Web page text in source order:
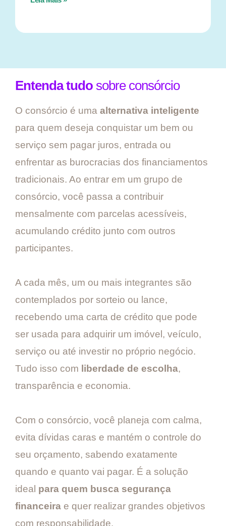
Entenda tudo sobre consórcio
O consórcio é uma alternativa inteligente
para quem deseja conquistar um bem ou
serviço sem pagar juros, entrada ou
enfrentar as burocracias dos financiamentos
tradicionais. Ao entrar em um grupo de
consórcio, você passa a contribuir
mensalmente com parcelas acessíveis,
acumulando crédito junto com outros
participantes.
A cada mês, um ou mais integrantes são
contemplados por sorteio ou lance,
recebendo uma carta de crédito que pode
ser usada para adquirir um imóvel, veículo,
serviço ou até investir no próprio negócio.
Tudo isso com liberdade de escolha,
transparência e economia.
Com o consórcio, você planeja com calma,
evita dívidas caras e mantém o controle do
seu orçamento, sabendo exatamente
quando e quanto vai pagar. É a solução
ideal para quem busca segurança
financeira e quer realizar grandes objetivos
com responsabilidade.